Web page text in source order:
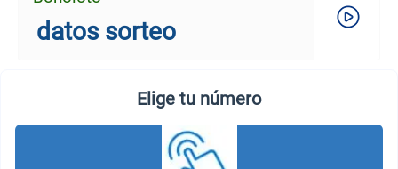
datos sorteo
Elige tu número